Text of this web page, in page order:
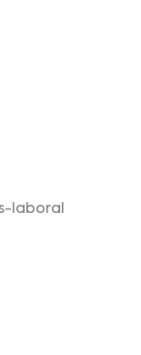
laboral